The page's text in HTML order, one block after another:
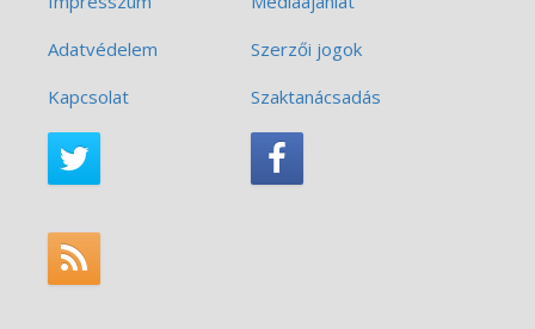
Adatvédelem
Szerzői jogok
Kapcsolat
Szaktanácsadás